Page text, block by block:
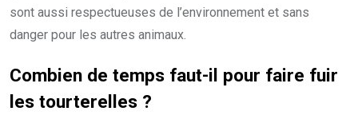
sont aussi respectueuses de l’environnement et sans
danger pour les autres animaux.
Combien de temps faut-il pour faire fuir
les tourterelles ?